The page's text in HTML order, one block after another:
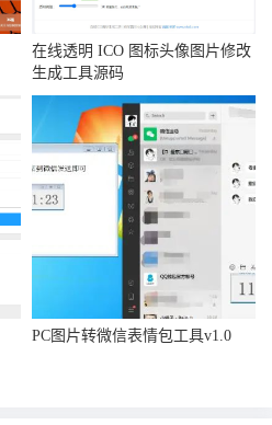
在线透明 ICO 图标头像图片修改
生成工具源码
PC图片转微信表情包工具v1.0